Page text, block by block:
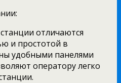
отличаются
и простотой в
удобными панелями
оператору легко